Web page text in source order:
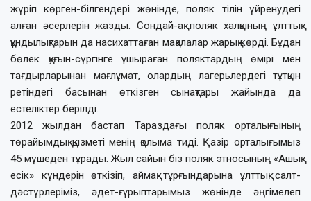
жүріп көрген-білгендері жөнінде, поляк тілін үйренудегі
алған әсерлерін жазды. Сондай-ақ поляк халқының ұлттық
құндылықтарын да насихаттаған мақалалар жарық көрді. Бұдан
бөлек қуғын-сүргінге ұшыраған поляктардың өмірі мен
тағдырларынан мағлұмат, олардың лагерьлердегі тұтқын
ретіндегі басынан өткізген сынақтары жайында да
естеліктер берілді.
2012 жылдан бастап Тараздағы поляк орталығының
төрайымдық қызметі менің қолыма тиді. Қазір орталығымыз
45 мүшеден тұрады. Жыл сайын біз поляк этносының «Ашық
есік» күндерін өткізіп, аймақ тұрғындарына ұлттық салт-
дәстүрлеріміз, әдет-ғұрыптарымыз жөнінде әңгімелеп